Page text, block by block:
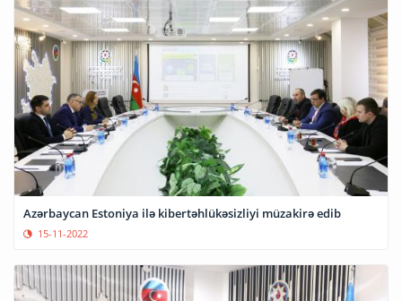
Azərbaycan Estoniya ilə kibertəhlükəsizliyi müzakirə edib
15-11-2022